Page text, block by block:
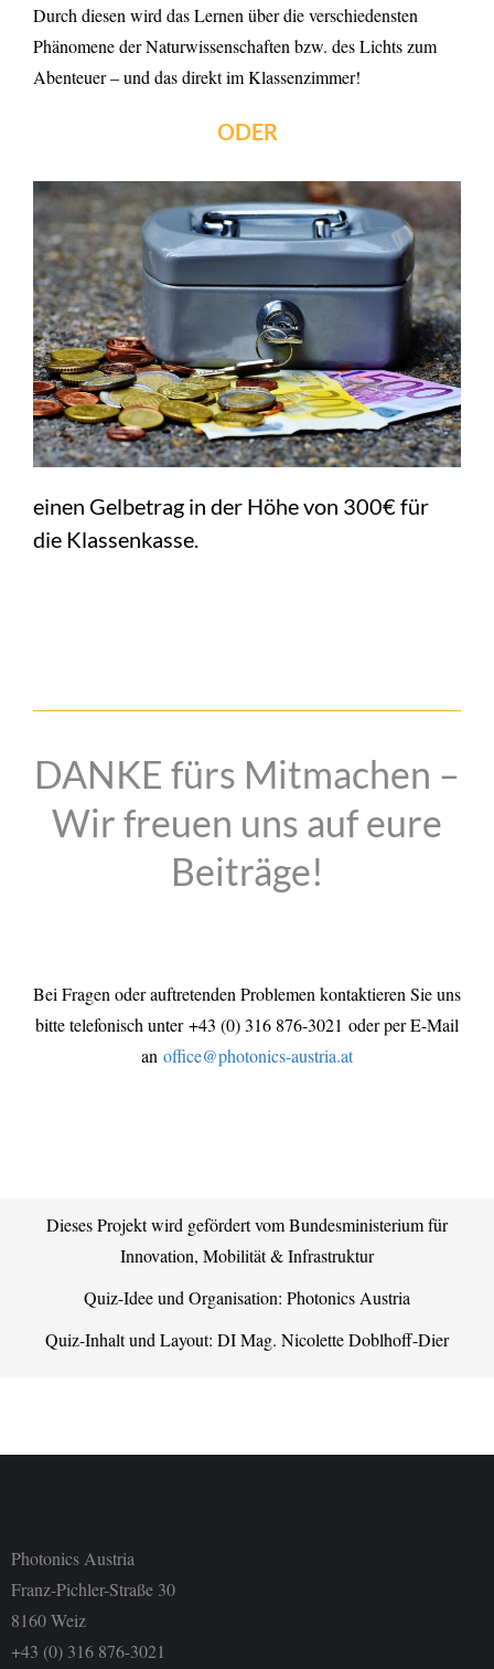
Durch diesen wird das Lernen über die verschiedensten
Phänomene der Naturwissenschaften bzw. des Lichts zum
Abenteuer – und das direkt im Klassenzimmer!
ODER
einen Gelbetrag in der Höhe von 300€ für
die Klassenkasse.
DANKE fürs Mitmachen –
Wir freuen uns auf eure
Beiträge!
Bei Fragen oder auftretenden Problemen kontaktieren Sie uns
bitte telefonisch unter+43 (0) 316 876-3021 oder per E-Mail
an office@photonics-austria.at
Dieses Projekt wird gefördert vom Bundesministerium für
Innovation, Mobilität & Infrastruktur
Quiz-Idee und Organisation: Photonics Austria
Quiz-Inhalt und Layout: DI Mag. Nicolette Doblhoff-Dier
Photonics Austria
Franz-Pichler-Straße 30
8160 Weiz
+43 (0) 316 876-3021